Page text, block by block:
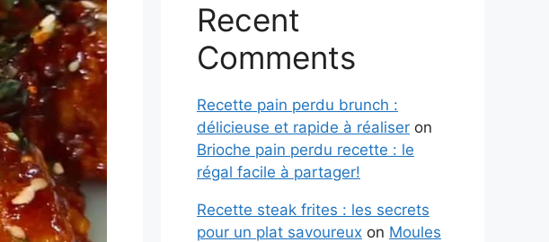
Recent
Comments
Recette pain perdu brunch :
délicieuse et rapide à réaliser on
Brioche pain perdu recette : le
régal facile à partager!
Recette steak frites : les secrets
pour un plat savoureux on Moules